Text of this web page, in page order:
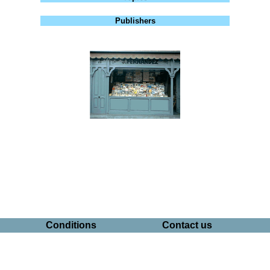
Publishers
Conditions Contact us